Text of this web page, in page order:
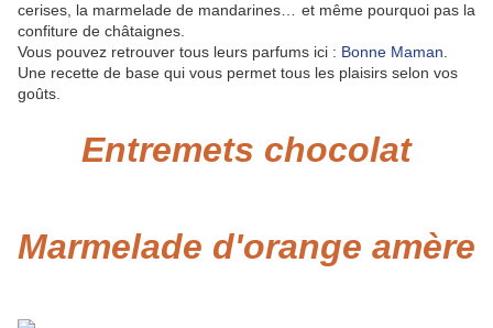
cerises, la marmelade de mandarines… et même pourquoi pas la
confiture de châtaignes.
Vous pouvez retrouver tous leurs parfums ici : Bonne Maman
Une recette de base qui vous permet tous les plaisirs selon vos
goûts.
Entremets chocolat
Marmelade d'orange amère